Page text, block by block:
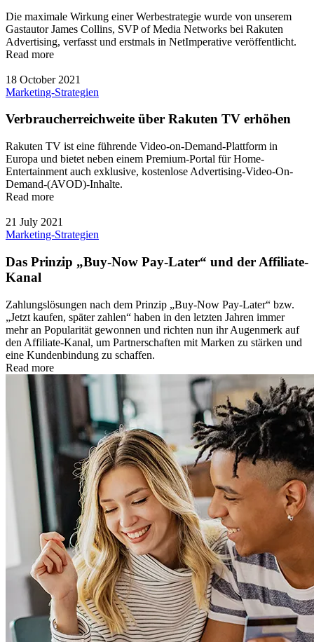
Die maximale Wirkung einer Werbestrategie wurde von unserem
Gastautor James Collins, SVP of Media Networks bei Rakuten
Advertising, verfasst und erstmals in NetImperative veröffentlicht.
Read more
18 October 2021
Marketing-Strategien
Verbraucherreichweite über Rakuten TV erhöhen
Rakuten TV ist eine führende Video-on-Demand-Plattform in
Europa und bietet neben einem Premium-Portal für Home-
Entertainment auch exklusive, kostenlose Advertising-Video-On-
Demand-(AVOD)-Inhalte.
Read more
21 July 2021
Marketing-Strategien
Das Prinzip „Buy-Now Pay-Later“ und der Affiliate-
Kanal
Zahlungslösungen nach dem Prinzip „Buy-Now Pay-Later“ bzw.
„Jetzt kaufen, später zahlen“ haben in den letzten Jahren immer
mehr an Popularität gewonnen und richten nun ihr Augenmerk auf
den Affiliate-Kanal, um Partnerschaften mit Marken zu stärken und
eine Kundenbindung zu schaffen.
Read more